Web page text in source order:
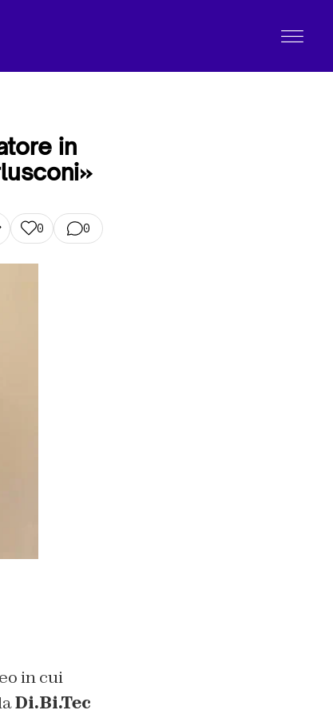
in
0 0
in cui
Di.Bi.Tec